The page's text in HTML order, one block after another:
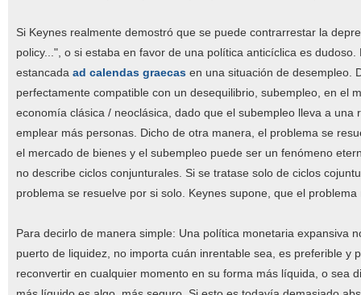
Si Keynes realmente demostró que se puede contrarrestar la
policy...", o si estaba en favor de una política anticíclica es
estancada ad calendas graecas en una situación de desempleo.
perfectamente compatible con un desequilibrio, subempleo, en el
economía clásica / neoclásica, dado que el subempleo lleva a
emplear más personas. Dicho de otra manera, el problema se
el mercado de bienes y el subempleo puede ser un fenómeno
no describe ciclos conjunturales. Si se tratase solo de ciclos
problema se resuelve por si solo. Keynes supone, que el
Para decirlo de manera simple: Una política monetaria expansiva
puerto de liquidez, no importa cuán inrentable sea, es preferible
reconvertir en cualquier momento en su forma más líquida, o sea